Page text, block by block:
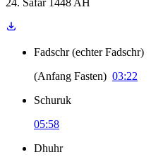
24. Safar 1448 AH
Fadschr (echter Fadschr)
(Anfang Fasten) 03:22
Schuruk
05:58
Dhuhr